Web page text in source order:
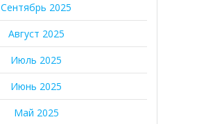
Сентябрь 2025
Август 2025
Июль 2025
Июнь 2025
Май 2025